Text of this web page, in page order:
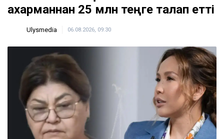
Қахарманнан 25 млн теңге талап етті
Ulysmedia 06.08.2026, 09:30